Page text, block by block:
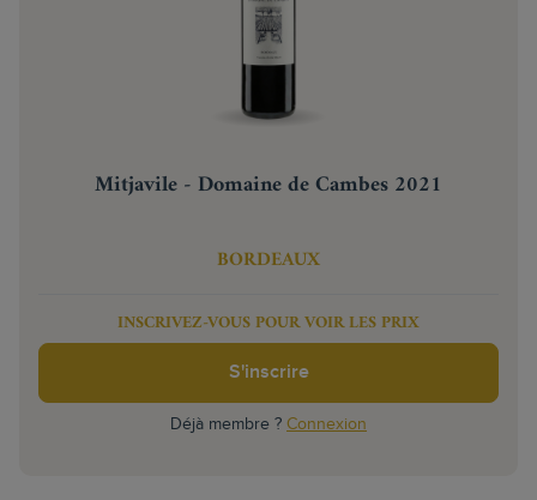
Mitjavile - Domaine de Cambes 2021
BORDEAUX
INSCRIVEZ-VOUS POUR VOIR LES PRIX
S'inscrire
Déjà membre ? Connexion